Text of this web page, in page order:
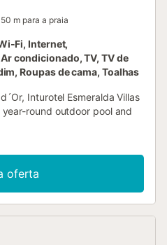
50 m para a praia
Fi, Internet,
condicionado, TV, TV de
Roupas de cama, Toalhas
Inturotel Esmeralda Villas
round outdoor pool and
oferta